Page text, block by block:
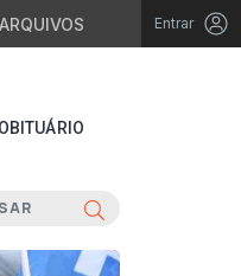
Entrar
OBITUÁRIO